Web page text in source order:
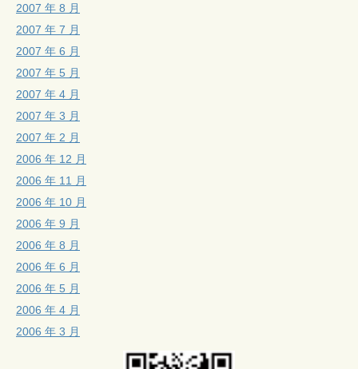
2007 年 8 月
2007 年 7 月
2007 年 6 月
2007 年 5 月
2007 年 4 月
2007 年 3 月
2007 年 2 月
2006 年 12 月
2006 年 11 月
2006 年 10 月
2006 年 9 月
2006 年 8 月
2006 年 6 月
2006 年 5 月
2006 年 4 月
2006 年 3 月